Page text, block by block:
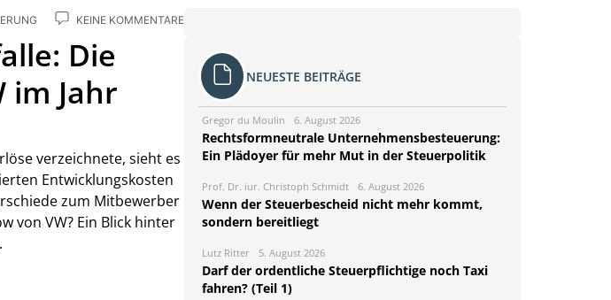
KEINE KOMMENTARE
Die
im Jahr
verzeichnete, sieht es
Entwicklungskosten
zum Mitbewerber
von VW? Ein Blick hinter
NEUESTE BEITRÄGE
Gregor du Moulin 6. August 2026
Rechtsformneutrale Unternehmensbesteuerung:
Ein Plädoyer für mehr Mut in der Steuerpolitik
Prof. Dr. iur. Christoph Schmidt 6. August 2026
Wenn der Steuerbescheid nicht mehr kommt,
sondern bereitliegt
Lutz Ritter 5. August 2026
Darf der ordentliche Steuerpflichtige noch Taxi
fahren? (Teil 1)